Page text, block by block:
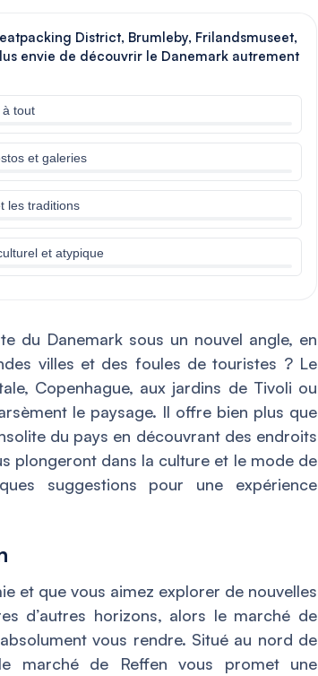
District, Brumleby, Frilandsmuseet,
envie de découvrir le Danemark autrement
tout
et galeries
les traditions
et atypique
du Danemark sous un nouvel angle, en
villes et des foules de touristes ? Le
Copenhague, aux jardins de Tivoli ou
le paysage. Il offre bien plus que
du pays en découvrant des endroits
plongeront dans la culture et le mode de
suggestions pour une expérience
et que vous aimez explorer de nouvelles
d’autres horizons, alors le marché de
vous rendre. Situé au nord de
marché de Reffen vous promet une